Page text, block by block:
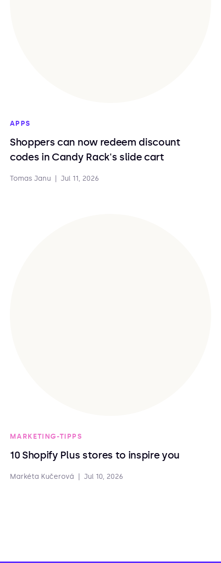
APPS
Shoppers can now redeem discount
codes in Candy Rack's slide cart
Tomas Janu Jul 11, 2026
MARKETING-TIPPS
10 Shopify Plus stores to inspire you
Markéta Kučerová Jul 10, 2026